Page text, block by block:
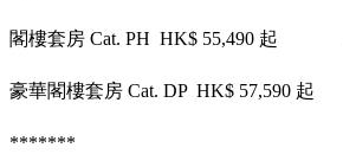
閣樓套房 Cat. PH HK$ 55,490 起 (
豪華閣樓套房 Cat. DP HK$ 57,590 起
*******